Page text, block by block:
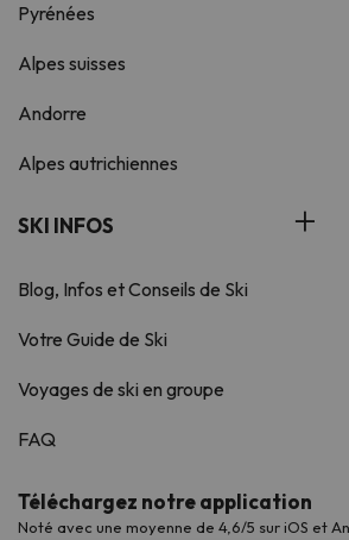
Pyrénées
Alpes suisses
Andorre
Alpes autrichiennes
SKI INFOS
Blog, Infos et Conseils de Ski
Votre Guide de Ski
Voyages de ski en groupe
FAQ
Téléchargez notre application
Noté avec une moyenne de 4,6/5 sur iOS et